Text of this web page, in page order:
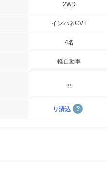
2WD
インパネCVT
4名
軽自動車
○
リ済込